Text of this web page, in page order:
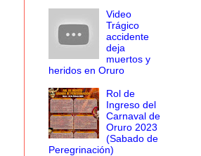
Video
Trágico
accidente
deja
muertos y
heridos en Oruro
Rol de
Ingreso del
Carnaval de
Oruro 2023
(Sabado de
Peregrinación)